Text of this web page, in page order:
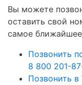
Вы можете
оставить свой
самое
Позвонить
8 800 201-
Позвонить в